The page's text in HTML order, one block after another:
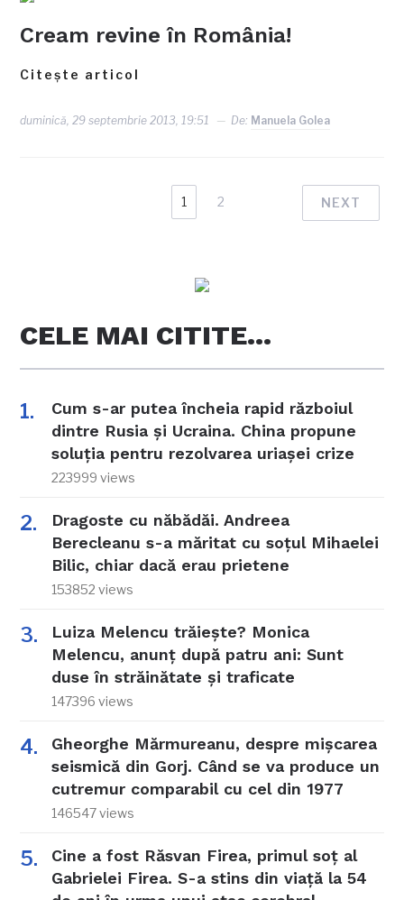
Cream revine în România!
Citește articol
duminică, 29 septembrie 2013, 19:51 De: Manuela Golea
1 2 NEXT
CELE MAI CITITE…
Cum s-ar putea încheia rapid războiul
dintre Rusia și Ucraina. China propune
soluția pentru rezolvarea uriașei crize
223999 views
Dragoste cu năbădăi. Andreea
Berecleanu s-a măritat cu soțul Mihaelei
Bilic, chiar dacă erau prietene
153852 views
Luiza Melencu trăiește? Monica
Melencu, anunț după patru ani: Sunt
duse în străinătate și traficate
147396 views
Gheorghe Mărmureanu, despre mișcarea
seismică din Gorj. Când se va produce un
cutremur comparabil cu cel din 1977
146547 views
Cine a fost Răsvan Firea, primul soț al
Gabrielei Firea. S-a stins din viață la 54